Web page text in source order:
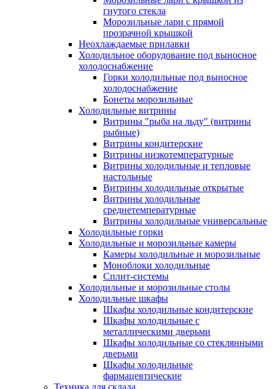
гнутого стекла
Морозильные лари с прямой
прозрачной крышкой
Неохлаждаемые прилавки
Холодильное оборудование под выносное
холодоснабжение
Горки холодильные под выносное
холодоснабжение
Бонеты морозильные
Холодильные витрины
Витрины "рыба на льду" (витрины
рыбные)
Витрины кондитерские
Витрины низкотемпературные
Витрины холодильные и тепловые
настольные
Витрины холодильные открытые
Витрины холодильные
среднетемпературные
Витрины холодильные универсальные
Холодильные горки
Холодильные и морозильные камеры
Камеры холодильные и морозильные
Моноблоки холодильные
Сплит-системы
Холодильные и морозильные столы
Холодильные шкафы
Шкафы холодильные кондитерские
Шкафы холодильные с
металлическими дверьми
Шкафы холодильные со стеклянными
дверьми
Шкафы холодильные
фармацевтические
Техника для склада